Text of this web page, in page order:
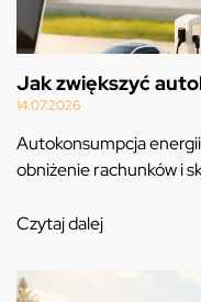
Jak zwiększyć
14.07.2026
Autokonsumpcja
obniżenie rachunków i
Czytaj dalej